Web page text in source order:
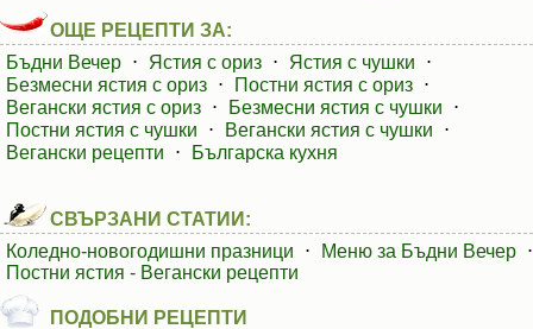
ОЩЕ РЕЦЕПТИ ЗА:
Бъдни Вечер ⋅ Ястия с ориз ⋅ Ястия с чушки
⋅
Безмесни ястия с ориз ⋅ Постни ястия с ориз ⋅
Вегански ястия с ориз ⋅ Безмесни ястия с чушки
⋅
Постни ястия с чушки
⋅ Вегански ястия с чушки
⋅
Вегански рецепти
⋅ Българска кухня
СВЪРЗАНИ СТАТИИ:
Коледно-новогодишни празници
⋅ Меню за Бъдни Вечер ⋅
Постни ястия - Вегански рецепти
ПОДОБНИ РЕЦЕПТИ